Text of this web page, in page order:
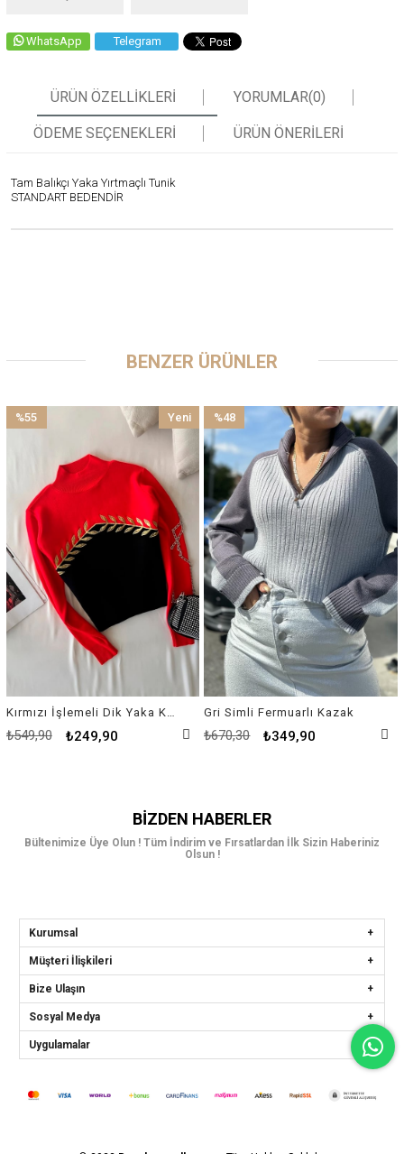
WhatsApp Telegram
ÜRÜN ÖZELLIKLERI YORUMLAR(0)
ÖDEME SEÇENEKLERI ÜRÜN ÖNERILERI
Tam Balıkçı Yaka Yırtmaçlı Tunik
STANDART BEDENDİR
BENZER ÜRÜNLER
₺249,90
₺549,90
%55
%55İndirim
Yeni
Gri Simli Fermuarlı Kazak
₺349,90
₺670,30
%48
İndirim
%48İndirim
BIZDEN HABERLER
Bültenimize Üye Olun ! Tüm İndirim ve Fırsatlardan İlk Sizin Haberiniz
Olsun !
Kurumsal
Müşteri İlişkileri
Bize Ulaşın
Sosyal Medya
Uygulamalar